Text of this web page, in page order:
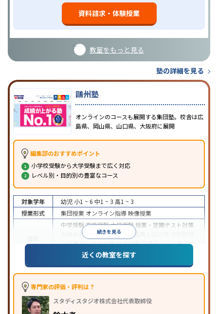
資料請求・体験授業
教室をもっと見る
塾の詳細を見る
鷗州塾
オンラインのコースも展開する集団塾。校舎は広
島県、岡山県、山口県、大阪府に展開
編集部のおすすめポイント
小学校受験から大学受験まで広く対応
レベル別・目的別の豊富なコース
続きを見る
対象学年 幼児 小1 ~ 6 中1 ~ 3 高1 ~ 3
授業形式
集団授業 オンライン指導映像授業
中学受験高校受験大学受験 授業・定期テスト対策
内申点対策
学習習慣の定着 推薦入試対策
化対策国公立大対策私大対策共通テスト対策英検
(英語検定)対策
中高一貫校生に対応特待生・奨学金制度あり入塾
に学力基準あり学習にPC・タブレットを利用オン
ライン対応 1科目から受講可能
可
自習室あり
近くの教室を探す
専門家の評価・評判は？
スタディスタジオ株式会社代表取締役